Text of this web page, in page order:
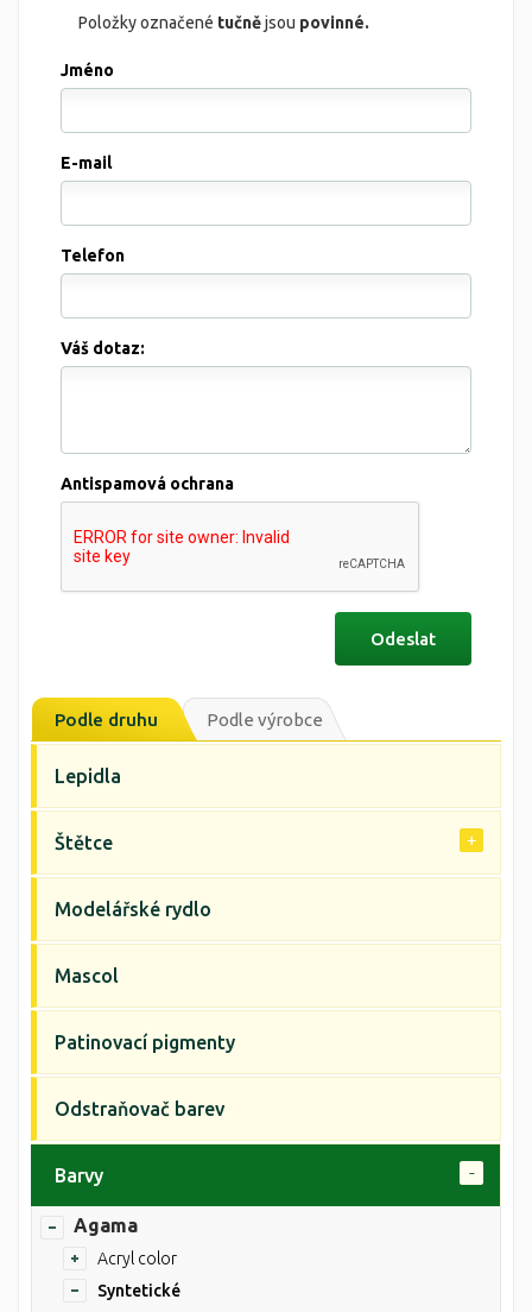
Položky označené tučnějsou povinné.
Jméno
E-mail
Telefon
Váš dotaz:
Antispamová ochrana
Podle druhu Podle výrobce
Lepidla
Štětce
Modelářské rydlo
Mascol
Patinovací pigmenty
Odstraňovač barev
Barvy
Agama
Acryl color
Syntetické